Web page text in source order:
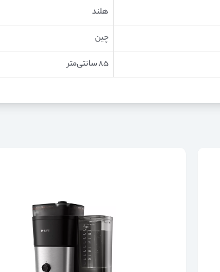
هلند
چین
۸۵ سانتی‌متر